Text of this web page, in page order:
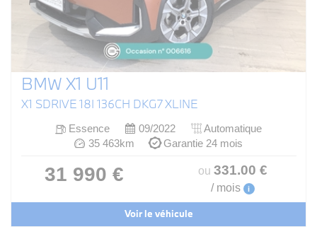
BMW X1 U11
X1 SDRIVE 18I 136CH DKG7 XLINE
Essence 09/2022
Automatique
35 463km
Garantie 24 mois
31 990 € ou 331.00 €
/ mois i
Voir le véhicule